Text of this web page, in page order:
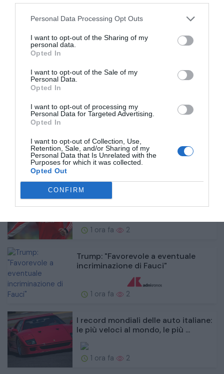
Personal Data Processing Opt Outs
I want to opt-out of the Sharing of my
personal data.
Opted In
I want to opt-out of the Sale of my
Personal Data.
Opted In
I want to opt-out of processing my
Personal Data for Targeted Advertising.
Opted In
I want to opt-out of Collection, Use,
Retention, Sale, and/or Sharing of my
Personal Data that Is Unrelated with the
Purposes for which it was collected.
Opted Out
CONFIRM
Calcio Italiano: rafforzata la
partnership tra Italia e Western
1 ora fa 2
LIVE Mercato - Per l'attacco il
Como pensa a Ivanovic. Lukaku, ci
sono...
1 ora fa 2
Trump: "Favorevole a eventuale
incriminazione di Fauci"
1 ora fa 2
I record mondiali delle auto italiane:
le più veloci al mondo, le più ...
1 ora fa 2